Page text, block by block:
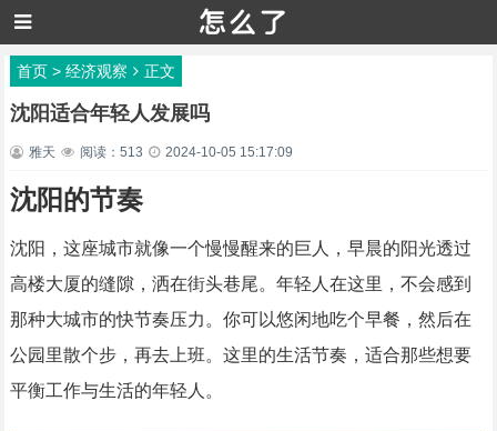
首页> 经济观察 正文
沈阳适合年轻人发展吗
雅天 阅读：513 2024-10-05 15:17:09
沈阳的节奏
沈阳，这座城市就像一个慢慢醒来的巨人，早晨的阳光透过
高楼大厦的缝隙，洒在街头巷尾。年轻人在这里，不会感到
那种大城市的快节奏压力。你可以悠闲地吃个早餐，然后在
公园里散个步，再去上班。这里的生活节奏，适合那些想要
平衡工作与生活的年轻人。